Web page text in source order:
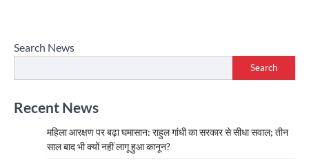
Search News
Search
Recent News
महिला आरक्षण पर बढ़ा घमासान: राहुल गांधी का सरकार से सीधा सवाल; तीन
साल बाद भी क्यों नहीं लागू हुआ कानून?